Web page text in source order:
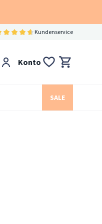
Kundenservice
Konto
SALE